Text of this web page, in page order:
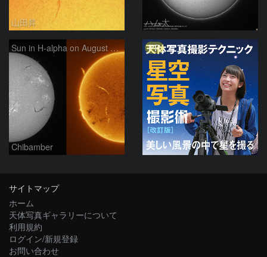
山田昇 ハム太
Sun in H-alpha on August 7, 2026
Chibamber
PR
サイトマップ
ホーム
天体写真ギャラリーについて
利用規約
ログイン/新規登録
お問い合わせ